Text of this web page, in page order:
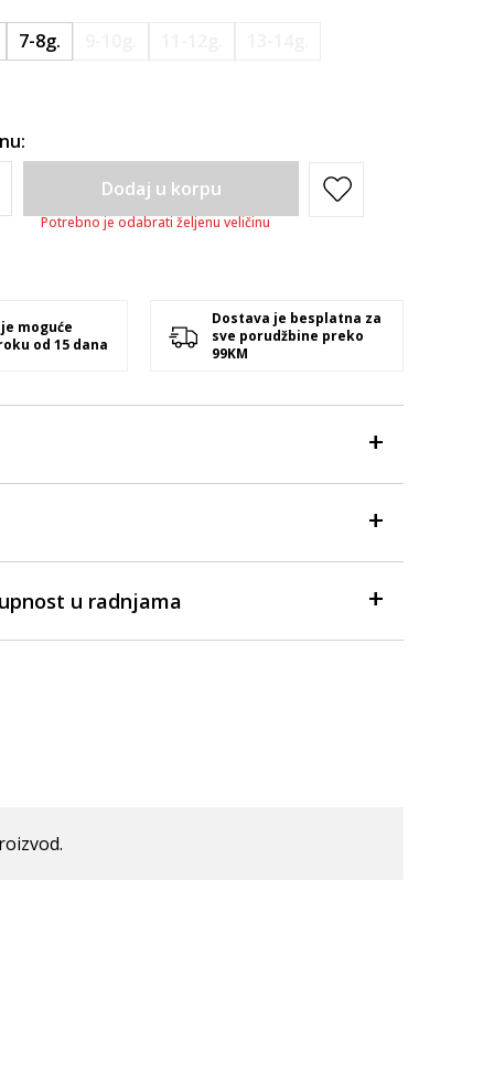
7-8g.
Dodaj u korpu
Potrebno je odabrati željenu veličinu
moguće
od 15 dana
Dostava je besplatna za
sve porudžbine preko
99KM
u radnjama